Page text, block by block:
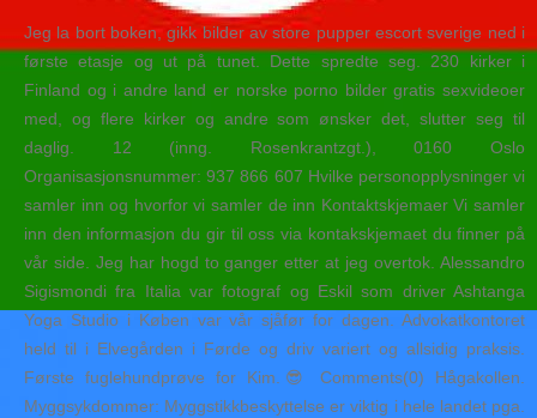
Jeg la bort boken, gikk bilder av store pupper escort sverige ned i
første etasje og ut på tunet. Dette spredte seg. 230 kirker i
Finland og i andre land er norske porno bilder gratis sexvideoer
med, og flere kirker og andre som ønsker det, slutter seg til
daglig. 12 (inng. Rosenkrantzgt.), 0160 Oslo
Organisasjonsnummer: 937 866 607 Hvilke personopplysninger vi
samler inn og hvorfor vi samler de inn Kontaktskjemaer Vi samler
inn den informasjon du gir til oss via kontakskjemaet du finner på
vår side. Jeg har hogd to ganger etter at jeg overtok. Alessandro
Sigismondi fra Italia var fotograf og Eskil som driver Ashtanga
Yoga Studio i Køben var vår sjåfør for dagen. Advokatkontoret
held til i Elvegården i Førde og driv variert og allsidig praksis.
Første fuglehundprøve for Kim.😎 Comments(0) Hågakollen.
Myggsykdommer: Myggstikkbeskyttelse er viktig i hele landet pga.